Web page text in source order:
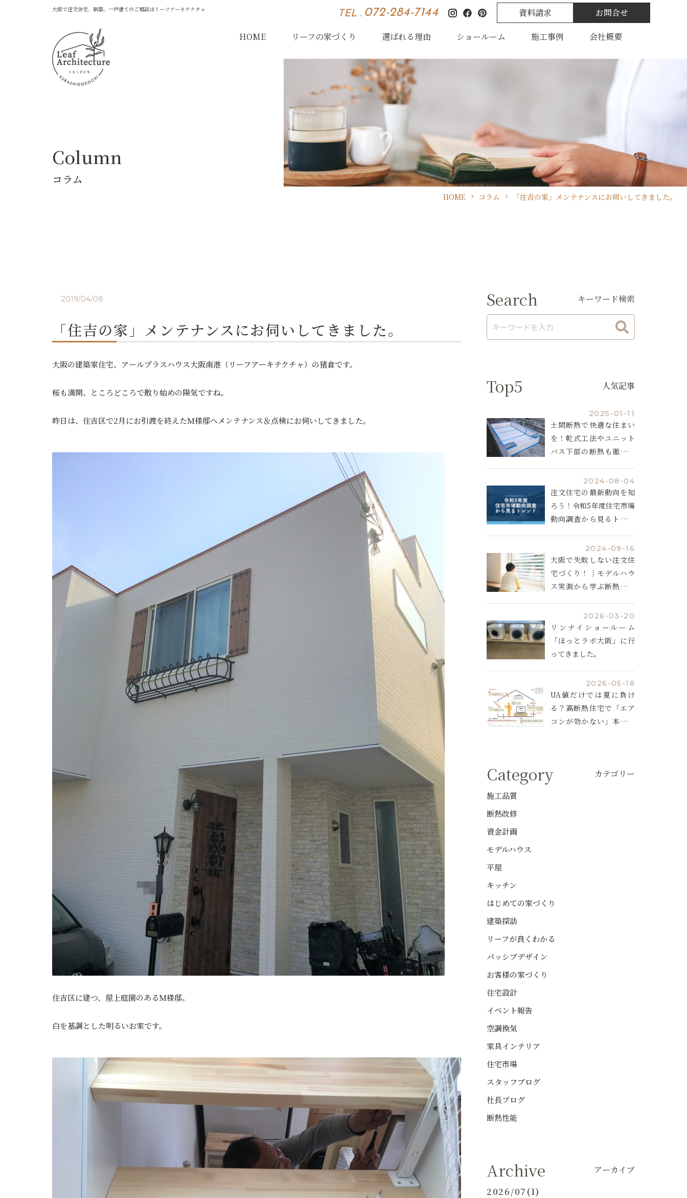
大阪で注文住宅、新築、一戸建てのご相談はリーフアーキテクチャ TEL . 072-284-7144 資料請求 お問合せ
HOME リーフの家づくり 選ばれる理由 ショールーム 施工事例 会社概要
HOME コラム 「住吉の家」メンテナンスにお伺いしてきました。
Column
コラム
2019/04/08
「住吉の家」メンテナンスにお伺いしてきました。
大阪の建築家住宅、アールプラスハウス大阪南港（リーフアーキテクチャ）の猪倉です。
桜も満開、ところどころで散り始めの陽気ですね。
昨日は、住吉区で2月にお引渡を終えたＭ様邸へメンテナンス＆点検にお伺いしてきました。
住吉区に建つ、屋上庭園のあるＭ様邸。
白を基調とした明るいお家です。
Search キーワード検索
Top5 人気記事
2025-01-11
土間断熱で快適な住まい
を！乾式工法やユニット
バス下部の断熱も徹底解
2024-08-04
注文住宅の最新動向を知
ろう！令和5年度住宅市場
動向調査から見るトレン
2024-09-16
大阪で失敗しない注文住
宅づくり！｜モデルハウ
ス実測から学ぶ断熱と空
2026-03-20
リンナイショールーム
「ほっとラボ大阪」に行
ってきました。
2026-05-18
UA値だけでは夏に負け
る？高断熱住宅で「エア
コンが効かない」本当の
Category カテゴリー
施工品質
断熱改修
資金計画
モデルハウス
平屋
キッチン
はじめての家づくり
建築探訪
リーフが良くわかる
パッシブデザイン
お客様の家づくり
住宅設計
イベント報告
空調換気
家具インテリア
住宅市場
スタッフブログ
社長ブログ
断熱性能
Archive アーカイブ
2026/07(1)